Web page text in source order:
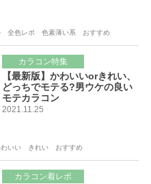
全色レポ 色素薄い系 おすすめ
カラコン特集
【最新版】かわいいorきれい、
どっちでモテる?男ウケの良い
モテカラコン
2021.11.25
いい きれい おすすめ
カラコン着レポ